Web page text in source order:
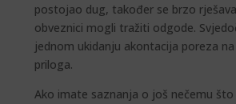
postojao dug, također se brzo
obveznici mogli tražiti odgode.
jednom ukidanju akontacija poreza
priloga.
Ako imate saznanja o još nečemu